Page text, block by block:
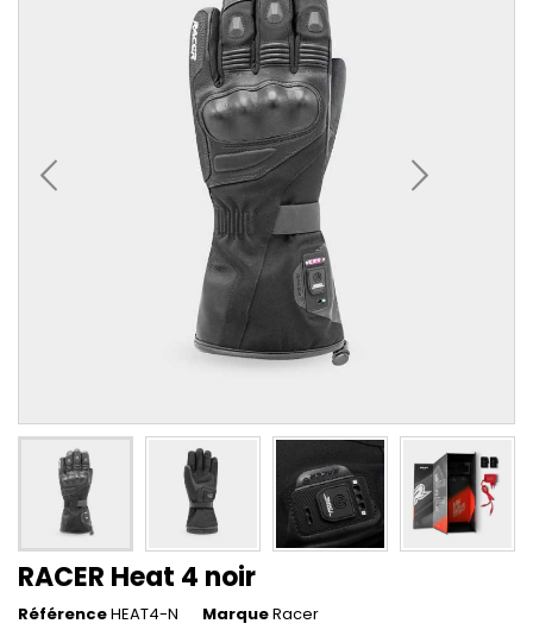
RACER Heat 4 noir
RéférenceHEAT4-N MarqueRacer